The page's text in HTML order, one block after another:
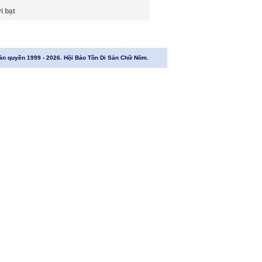
bạt
quyền 1999 - 2026. Hội Bảo Tồn Di Sản Chữ Nôm.